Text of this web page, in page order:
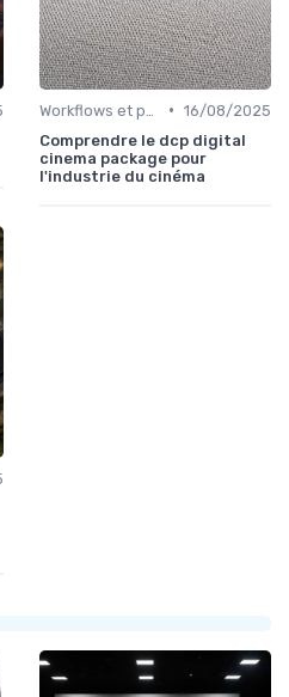
• 16/08/2025
Comprendre le dcp digital
cinema package pour
l'industrie du cinéma